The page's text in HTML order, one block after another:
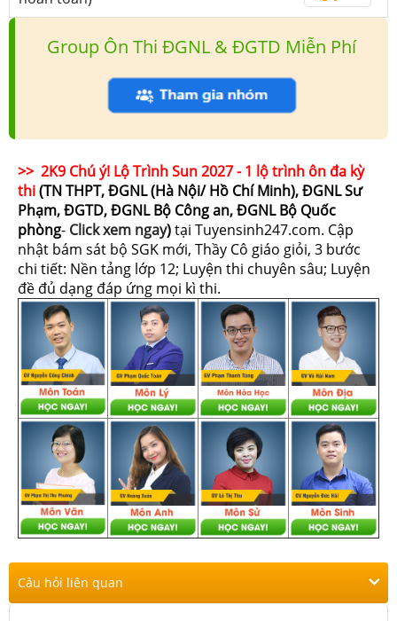
Group Ôn Thi ĐGNL & ĐGTD Miễn Phí
>> 2K9 Chú ý! Lộ Trình Sun 2027 - 1 lộ trình ôn đa kỳ
thi(TN THPT, ĐGNL (Hà Nội/ Hồ Chí Minh), ĐGNL Sư
Phạm, ĐGTD, ĐGNL Bộ Công an, ĐGNL Bộ Quốc
phòng- Click xem ngay)tại Tuyensinh247.com. Cập
nhật bám sát bộ SGK mới, Thầy Cô giáo giỏi, 3 bước
chi tiết: Nền tảng lớp 12; Luyện thi chuyên sâu; Luyện
đề đủ dạng đáp ứng mọi kì thi.
Câu hỏi liên quan